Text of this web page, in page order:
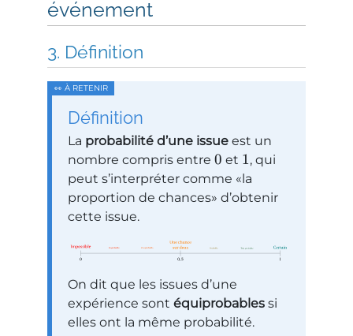
événement
Définition
Définition
La probabilité d’une issue est un
nombre compris entre 0 et 1, qui
peut s’interpréter comme
la
proportion de chances
d’obtenir
cette issue.
On dit que les issues d’une
expérience sont équiprobables si
elles ont la même probabilité.